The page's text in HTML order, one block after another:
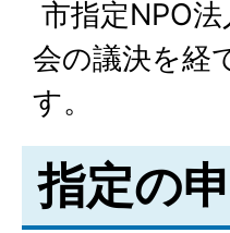
市指定NPO
会の議決を経
す。
指定の